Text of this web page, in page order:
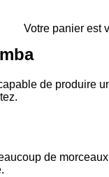
Votre panier est
de
de